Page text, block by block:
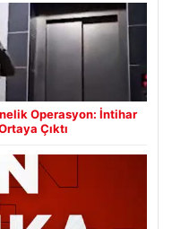
Operasyon: İntihar
Çıktı